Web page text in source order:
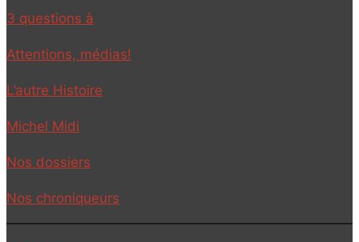
3 questions à
Attentions, médias!
L’autre Histoire
Michel Midi
Nos dossiers
Nos chroniqueurs